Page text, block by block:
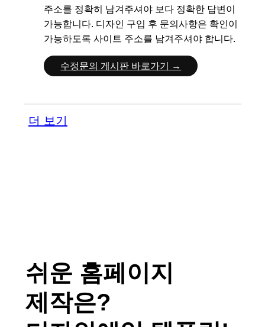
주소를 정확히 남겨주셔야 보다 정확한 답변이
가능합니다. 디자인 구입 후 문의사항은 확인이
가능하도록 사이트 주소를 남겨주셔야 합니다.
수정문의 게시판 바로가기 →
더 보기
쉬운 홈페이지
제작은?